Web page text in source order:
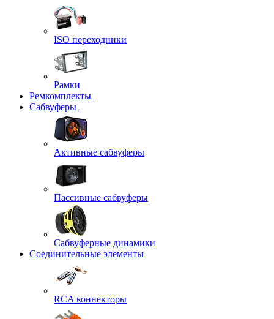
ISO переходники
Рамки
Ремкомплекты
Сабвуферы
Активные сабвуферы
Пассивные сабвуферы
Сабвуферные динамики
Соединительные элементы
RCA коннекторы